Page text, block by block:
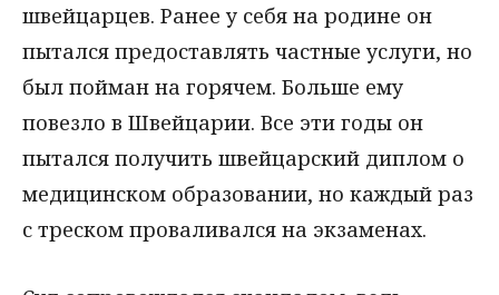
швейцарцев. Ранее у себя на родине он
пытался предоставлять частные услуги, но
был пойман на горячем. Больше ему
повезло в Швейцарии. Все эти годы он
пытался получить швейцарский диплом о
медицинском образовании, но каждый раз
с треском проваливался на экзаменах.